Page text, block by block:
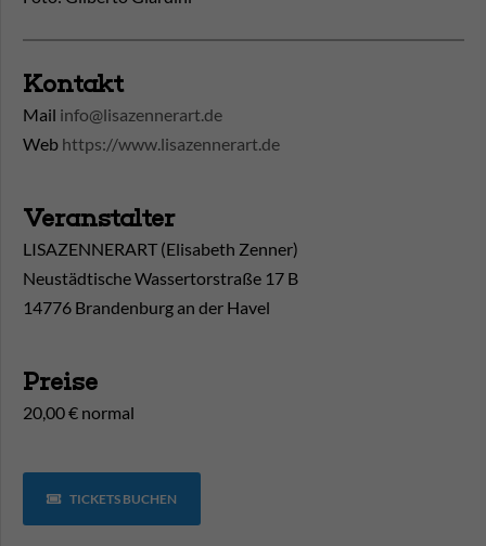
Kontakt
Mail info@lisazennerart.de
Web https://www.lisazennerart.de
Veranstalter
LISAZENNERART (Elisabeth Zenner)
Neustädtische Wassertorstraße 17 B
14776 Brandenburg an der Havel
Preise
20,00 € normal
TICKETS BUCHEN